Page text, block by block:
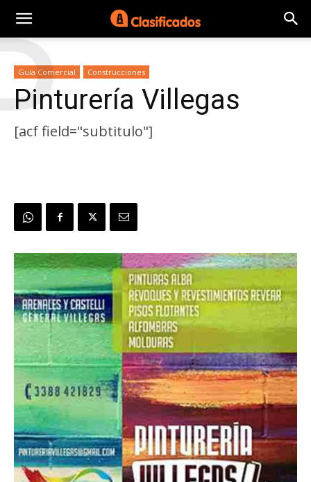
Guía Comercial Construcciones
Pinturería Villegas
[acf field="subtitulo"]